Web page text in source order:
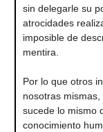
sin delegarle su
atrocidades
imposible de
mentira.
Por lo que otros
nosotras
sucede lo mismo
conocimiento